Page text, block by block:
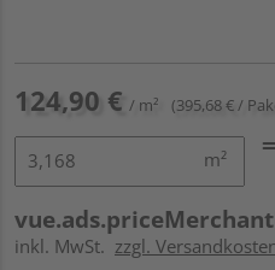
124,90 € / m² (395,68 € /
m²
inkl. MwSt. zzgl.